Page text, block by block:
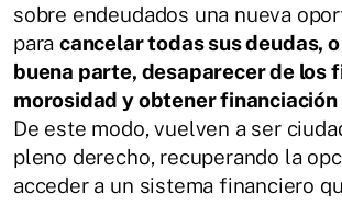
sobre endeudados una nueva
paracancelar todas sus deudas,
buena parte, desaparecer de los
morosidad y obtener
De este modo, vuelven a ser
pleno derecho, recuperando la
acceder a un sistema financiero